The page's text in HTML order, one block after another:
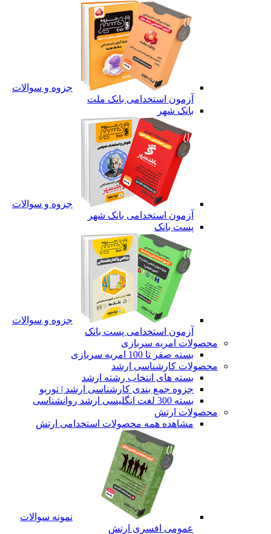
جزوه و سوالات
آزمون استخدامی بانک ملت
بانک شهر
جزوه و سوالات
آزمون استخدامی بانک شهر
پست بانک
جزوه و سوالات
آزمون استخدامی پست بانک
محصولات امریه سربازی
بسته صفر تا 100 امریه سربازی
محصولات کارشناسی ارشد
بسته های انتخاب رشته ارشد
جزوه جمع بندی کارشناسی ارشد | توربو
محصولات ارتش
مشاهده همه محصولات استخدامی ارتش
نمونه سوالات
عمومی افسری ارتش